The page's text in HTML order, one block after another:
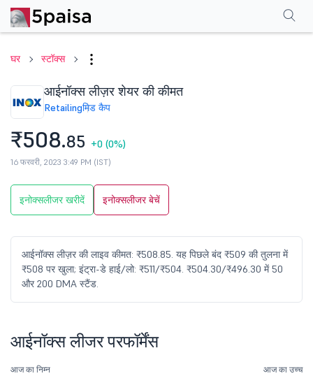
घर स्टॉक्स
आईनॉक्स लीज़र शेयर की कीमत
Retailingमिड कैप
₹508.85 +0 (0%)
16 फरवरी, 2023 3:49 PM (IST)
इनोक्सलीजर खरीदें इनोक्सलीजर बेचें
आईनॉक्स लीज़र की लाइव कीमत: ₹508.85. यह पिछले बंद ₹509 की तुलना में
₹508 पर खुला; इंट्रा-डे हाई/लो: ₹511/₹504. ₹504.30/₹496.30 में 50
और 200 DMA स्टैंड.
परफॉर्मेंसफाइनेंशियल्स सामान्य प्रश्न
आईनॉक्स लीजर परफॉर्मेंस
आज का निम्न आज का उच्च